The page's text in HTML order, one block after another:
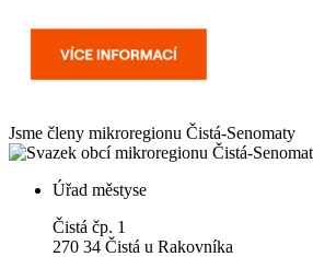
Jsme členy mikroregionu Čistá-Senomaty
Úřad městyse
Čistá čp. 1
270 34 Čistá u Rakovníka